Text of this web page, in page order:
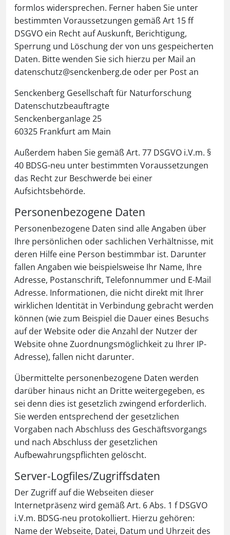
formlos widersprechen. Ferner haben Sie unter
bestimmten Voraussetzungen gemäß Art 15 ff
DSGVO ein Recht auf Auskunft, Berichtigung,
Sperrung und Löschung der von uns gespeicherten
Daten. Bitte wenden Sie sich hierzu per Mail an
datenschutz@senckenberg.de oder per Post an
Senckenberg Gesellschaft für Naturforschung
Datenschutzbeauftragte
Senckenberganlage 25
60325 Frankfurt am Main
Außerdem haben Sie gemäß Art. 77 DSGVO i.V.m. §
40 BDSG-neu unter bestimmten Voraussetzungen
das Recht zur Beschwerde bei einer
Aufsichtsbehörde.
Personenbezogene Daten
Personenbezogene Daten sind alle Angaben über
Ihre persönlichen oder sachlichen Verhältnisse, mit
deren Hilfe eine Person bestimmbar ist. Darunter
fallen Angaben wie beispielsweise Ihr Name, Ihre
Adresse, Postanschrift, Telefonnummer und E-Mail
Adresse. Informationen, die nicht direkt mit Ihrer
wirklichen Identität in Verbindung gebracht werden
können (wie zum Beispiel die Dauer eines Besuchs
auf der Website oder die Anzahl der Nutzer der
Website ohne Zuordnungsmöglichkeit zu Ihrer IP-
Adresse), fallen nicht darunter.
Übermittelte personenbezogene Daten werden
darüber hinaus nicht an Dritte weitergegeben, es
sei denn dies ist gesetzlich zwingend erforderlich.
Sie werden entsprechend der gesetzlichen
Vorgaben nach Abschluss des Geschäftsvorgangs
und nach Abschluss der gesetzlichen
Aufbewahrungspflichten gelöscht.
Server-Logfiles/Zugriffsdaten
Der Zugriff auf die Webseiten dieser
Internetpräsenz wird gemäß Art. 6 Abs. 1 f DSGVO
i.V.m. BDSG-neu protokolliert. Hierzu gehören:
Name der Webseite, Datei, Datum und Uhrzeit des